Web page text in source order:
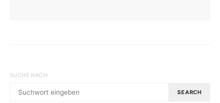
SUCHE NACH:
SEARCH